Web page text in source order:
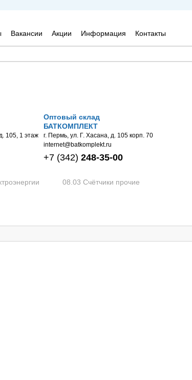
Вакансии Акции Информация Контакты
105, 1 этаж
Оптовый склад
БАТКОМПЛЕКТ
г. Пермь, ул. Г. Хасана, д. 105 корп. 70
internet@batkomplekt.ru
+7 (342) 248-35-00
08.03 Счётчики прочие